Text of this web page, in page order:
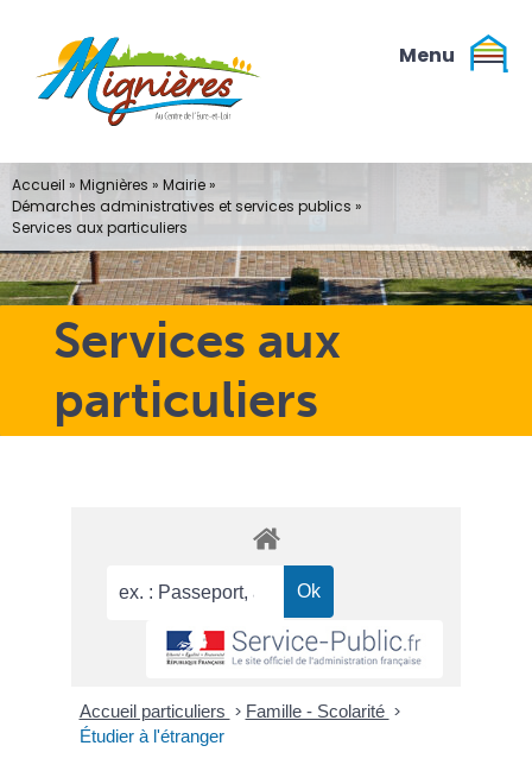
contenu
Services aux
particuliers
Accueil » Mignières » Mairie»
Démarches administratives et services publics »
Services aux particuliers
Accueil particuliers > Famille - Scolarité >
Étudier à l'étranger